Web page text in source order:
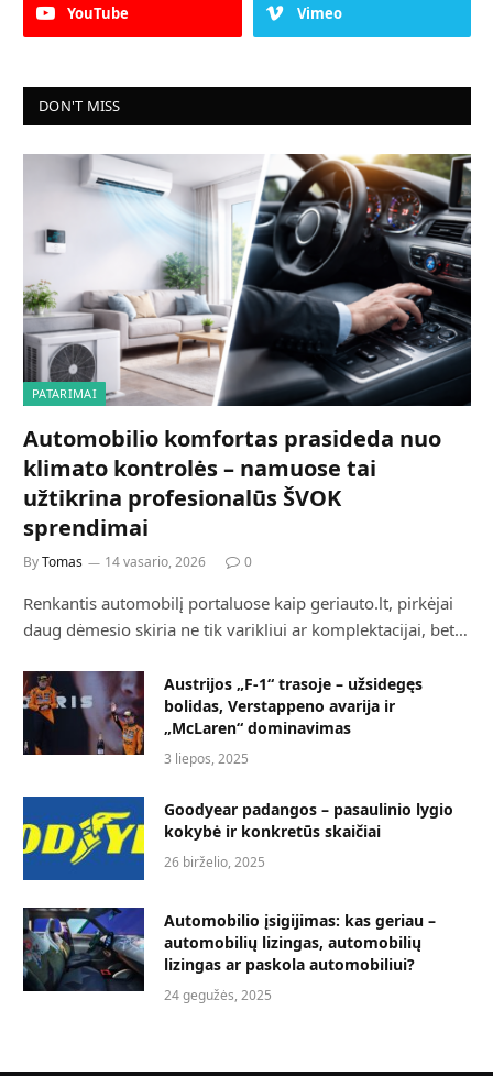
YouTube Vimeo
DON'T MISS
PATARIMAI
Automobilio komfortas prasideda nuo
klimato kontrolės – namuose tai
užtikrina profesionalūs ŠVOK
sprendimai
ByTomas 14 vasario, 2026 0
Renkantis automobilį portaluose kaip geriauto.lt, pirkėjai
daug dėmesio skiria ne tik varikliui ar komplektacijai, bet…
Austrijos „F-1“ trasoje – užsidegęs
bolidas, Verstappeno avarija ir
„McLaren“ dominavimas
3 liepos, 2025
Goodyear padangos – pasaulinio lygio
kokybė ir konkretūs skaičiai
26 birželio, 2025
Automobilio įsigijimas: kas geriau –
automobilių lizingas, automobilių
lizingas ar paskola automobiliui?
24 gegužės, 2025